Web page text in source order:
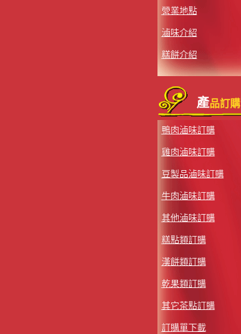
營業地點
滷味介紹
糕餅介紹
產品訂購
鴨肉滷味訂購
雞肉滷味訂購
豆製品滷味訂購
牛肉滷味訂購
其他滷味訂購
糕點類訂購
漢餅類訂購
乾果類訂購
其它茶點訂購
訂購單下載